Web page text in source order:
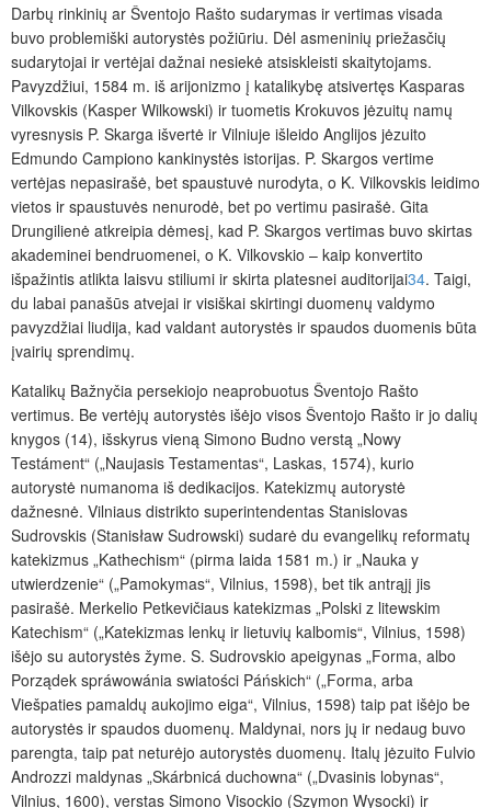
Darbų rinkinių ar Šventojo Rašto sudarymas ir vertimas visada
buvo problemiški autorystės požiūriu. Dėl asmeninių priežasčių
sudarytojai ir vertėjai dažnai nesiekė atsiskleisti skaitytojams.
Pavyzdžiui, 1584 m. iš arijonizmo į katalikybę atsivertęs Kasparas
Vilkovskis (Kasper Wilkowski) ir tuometis Krokuvos jėzuitų namų
vyresnysis P. Skarga išvertė ir Vilniuje išleido Anglijos jėzuito
Edmundo Campiono kankinystės istorijas. P. Skargos vertime
vertėjas nepasirašė, bet spaustuvė nurodyta, o K. Vilkovskis leidimo
vietos ir spaustuvės nenurodė, bet po vertimu pasirašė. Gita
Drungilienė atkreipia dėmesį, kad P. Skargos vertimas buvo skirtas
akademinei bendruomenei, o K. Vilkovskio – kaip konvertito
išpažintis atlikta laisvu stiliumi ir skirta platesnei auditorijai34. Taigi,
du labai panašūs atvejai ir visiškai skirtingi duomenų valdymo
pavyzdžiai liudija, kad valdant autorystės ir spaudos duomenis būta
įvairių sprendimų.
Katalikų Bažnyčia persekiojo neaprobuotus Šventojo Rašto
vertimus. Be vertėjų autorystės išėjo visos Šventojo Rašto ir jo dalių
knygos (14), išskyrus vieną Simono Budno verstą „Nowy
Testáment“ („Naujasis Testamentas“, Laskas, 1574), kurio
autorystė numanoma iš dedikacijos. Katekizmų autorystė
dažnesnė. Vilniaus distrikto superintendentas Stanislovas
Sudrovskis (Stanisław Sudrowski) sudarė du evangelikų reformatų
katekizmus „Kathechism“ (pirma laida 1581 m.) ir „Nauka y
utwierdzenie“ („Pamokymas“, Vilnius, 1598), bet tik antrąjį jis
pasirašė. Merkelio Petkevičiaus katekizmas „Polski z litewskim
Katechism“ („Katekizmas lenkų ir lietuvių kalbomis“, Vilnius, 1598)
išėjo su autorystės žyme. S. Sudrovskio apeigynas „Forma, albo
Porządek spráwowánia swiatości Páńskich“ („Forma, arba
Viešpaties pamaldų aukojimo eiga“, Vilnius, 1598) taip pat išėjo be
autorystės ir spaudos duomenų. Maldynai, nors jų ir nedaug buvo
parengta, taip pat neturėjo autorystės duomenų. Italų jėzuito Fulvio
Androzzi maldynas „Skárbnicá duchowna“ („Dvasinis lobynas“,
Vilnius, 1600), verstas Simono Visockio (Szymon Wysocki) ir